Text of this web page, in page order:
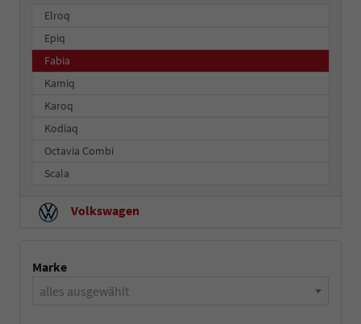
Elroq
Epiq
Fabia
Kamiq
Karoq
Kodiaq
Octavia Combi
Scala
Volkswagen
Marke
alles ausgewählt